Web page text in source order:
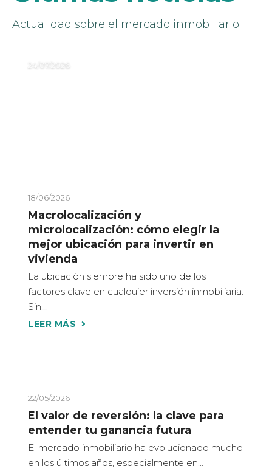
Actualidad sobre el mercado inmobiliario
24/07/2026
18/06/2026
Macrolocalización y
microlocalización: cómo elegir la
mejor ubicación para invertir en
vivienda
La ubicación siempre ha sido uno de los
factores clave en cualquier inversión inmobiliaria.
Sin...
22/05/2026
El valor de reversión: la clave para
entender tu ganancia futura
El mercado inmobiliario ha evolucionado mucho
en los últimos años, especialmente en...